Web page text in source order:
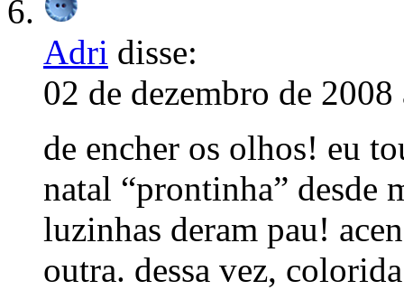
Adri disse:
02 de dezembro de 2008
de encher os olhos! eu
natal “prontinha” desde
luzinhas deram pau!
outra. dessa vez,